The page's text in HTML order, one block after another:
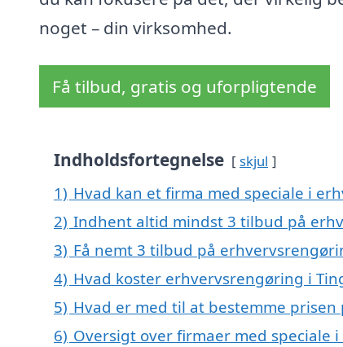
noget – din virksomhed.
Få tilbud, gratis og uforpligtende
Indholdsfortegnelse skjul
1) Hvad kan et firma med speciale i
2) Indhent altid mindst 3 tilbud på
3) Få nemt 3 tilbud på
4) Hvad koster erhvervsrengøring i
5) Hvad er med til at bestemme
6) Oversigt over firmaer med speciale